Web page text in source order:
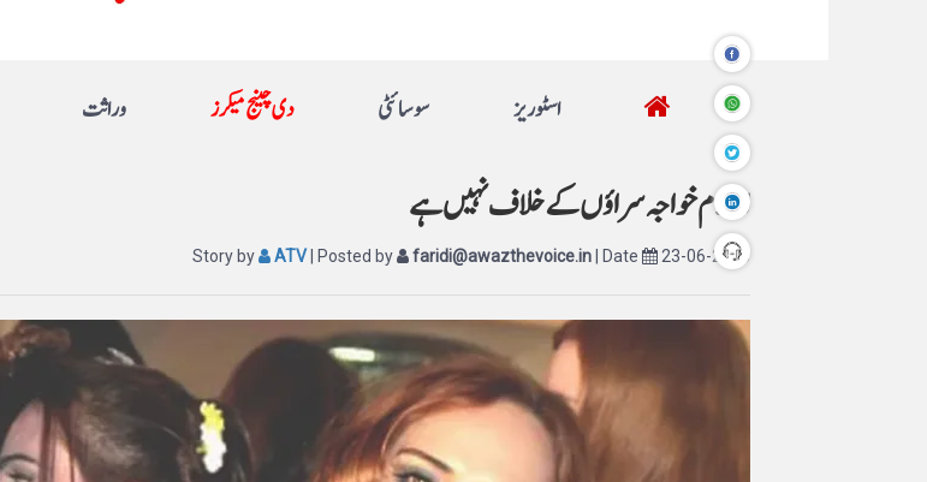
وراثت دی چینج میکرز سوسائٹی اسٹوریز
اسلام خواجہ سراؤں کے خلاف نہیں ہے
Story by ATV | Posted by faridi@awazthevoice.in | Date 23-06-2025